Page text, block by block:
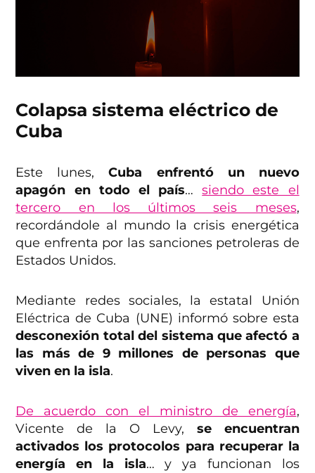
Colapsa sistema eléctrico de
Cuba
Este lunes,Cuba enfrentó un nuevo
apagón en todo el país…siendo este el
tercero en los últimos seis meses,
recordándole al mundo la crisis energética
que enfrenta por las sanciones petroleras de
Estados Unidos.
Mediante redes sociales, la estatal Unión
Eléctrica de Cuba (UNE) informó sobre esta
desconexión total del sistema que afectó a
las más de 9 millones de personas que
viven en la isla.
De acuerdo con el ministro de energía,
Vicente de la O Levy, se encuentran
activados los protocolos para recuperar la
energía en la isla… y ya funcionan los